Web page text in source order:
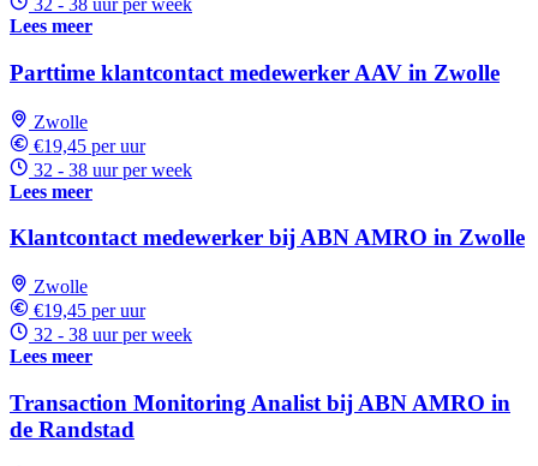
32 - 38 uur per week
Lees meer
Parttime klantcontact medewerker AAV in Zwolle
Zwolle
€19,45 per uur
32 - 38 uur per week
Lees meer
Klantcontact medewerker bij ABN AMRO in Zwolle
Zwolle
€19,45 per uur
32 - 38 uur per week
Lees meer
Transaction Monitoring Analist bij ABN AMRO in
de Randstad